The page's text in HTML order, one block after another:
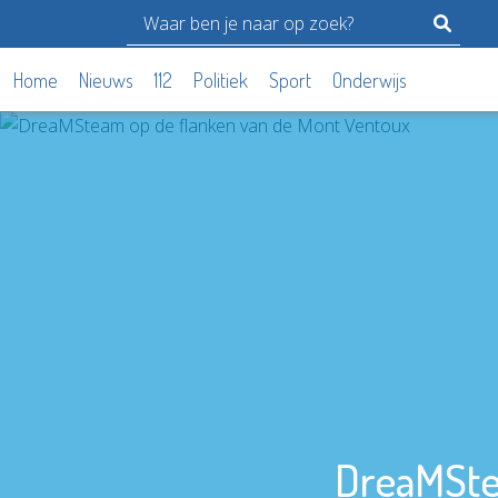
Home Nieuws 112 Politiek Sport Onderwijs